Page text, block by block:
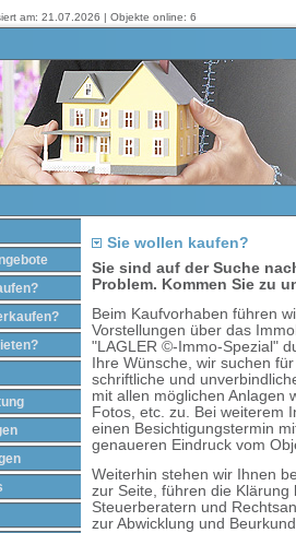
am: 21.07.2026 | Objekte online: 6
Sie wollen kaufen?
Sie sind auf der Suche
Problem. Kommen Sie zu
Beim Kaufvorhaben führen
Vorstellungen über das
"LAGLER ©-Immo-Spezial"
Ihre Wünsche, wir suchen
schriftliche und
mit allen möglichen Anlagen
Fotos, etc. zu. Bei weiterem
einen Besichtigungstermin
genaueren Eindruck vom
Weiterhin stehen wir Ihnen
zur Seite, führen die Klärung
Steuerberatern und
zur Abwicklung und